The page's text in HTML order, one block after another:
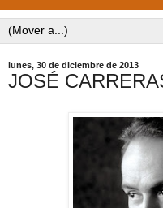
lunes, 30 de diciembre de 2013
JOSÉ